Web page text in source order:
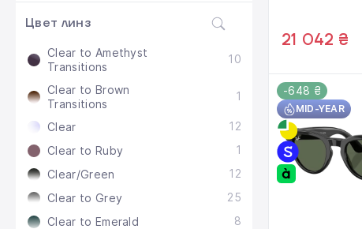
Цвет линз
Clear to Amethyst
Transitions
10
Clear to Brown
Transitions
1
Clear
12
Clear to Ruby
1
Clear/Green
12
Clear to Grey
25
Clear to Emerald
8
21 042 ₴
-648 ₴
MID-YEAR